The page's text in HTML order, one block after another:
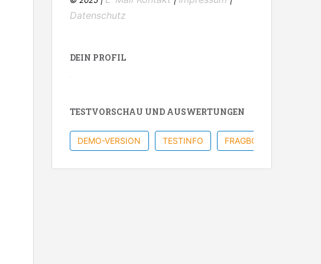
Datenschutz
DEIN PROFIL
TESTVORSCHAU UND AUSWERTUNGEN